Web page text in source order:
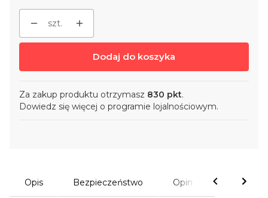
szt.
Dodaj do koszyka
Za zakup produktu otrzymasz 830 pkt.
Dowiedz się więcej o programie lojalnościowym.
Opis Bezpieczeństwo Opinie